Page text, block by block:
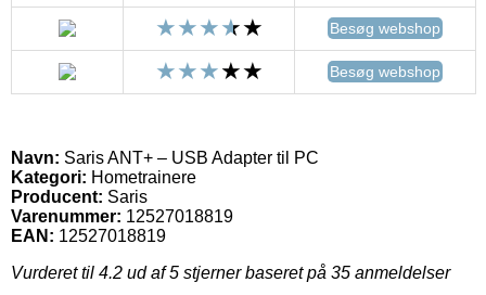
Besøg webshop
Besøg webshop
Navn: Saris ANT+ – USB Adapter til PC
Kategori: Hometrainere
Producent: Saris
Varenummer: 12527018819
EAN: 12527018819
Vurderet til 4.2 ud af 5 stjerner baseret på 35 anmeldelser